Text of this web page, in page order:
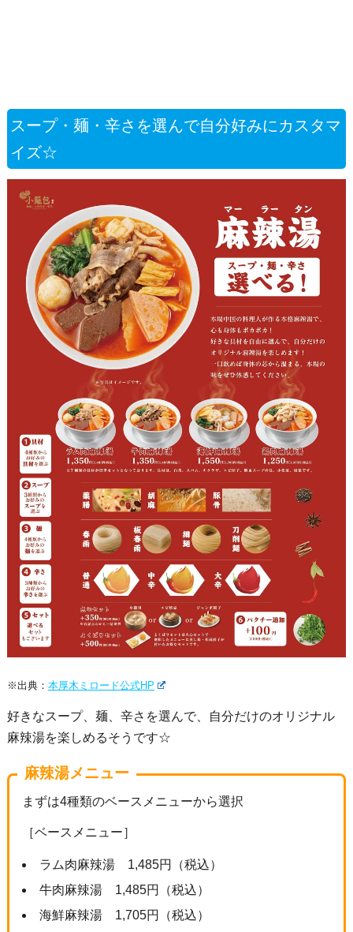
スープ・麺・辛さを選んで自分好みにカスタマ
イズ☆
※出典： 本厚木ミロード公式HP
好きなスープ、麺、辛さを選んで、自分だけのオリジナル
麻辣湯を楽しめるそうです☆
麻辣湯メニュー
まずは4種類のベースメニューから選択
［ベースメニュー］
ラム肉麻辣湯 1,485円（税込）
牛肉麻辣湯 1,485円（税込）
海鮮麻辣湯 1,705円（税込）